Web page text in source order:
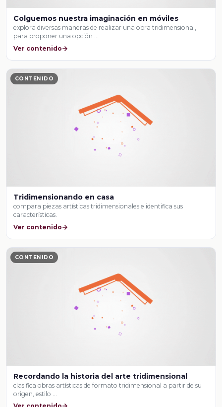
Colguemos nuestra imaginación en móviles
explora diversas maneras de realizar una obra tridimensional,
para proponer una opción …
Ver contenido
CONTENIDO
Tridimensionando en casa
compara piezas artísticas tridimensionales e identifica sus
características.
Ver contenido
CONTENIDO
Recordando la historia del arte tridimensional
clasifica obras artísticas de formato tridimensional a partir de su
origen, estilo …